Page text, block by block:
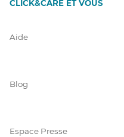
CLICK&CARE ET VOUS
Aide
Blog
Espace Presse